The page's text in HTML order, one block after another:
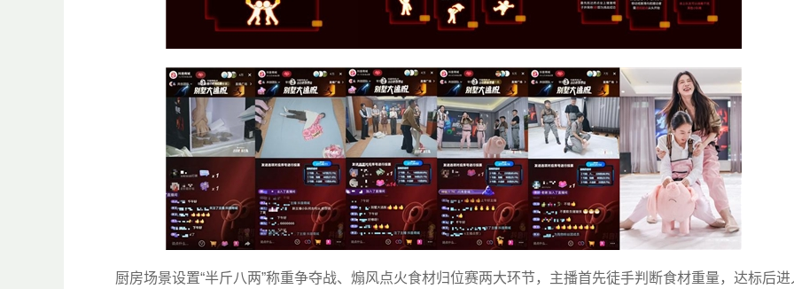
厨房场景设置“半斤八两”称重争夺战、煽风点火食材归位赛两大环节，主播首先徒手判断食材重量，达标后进